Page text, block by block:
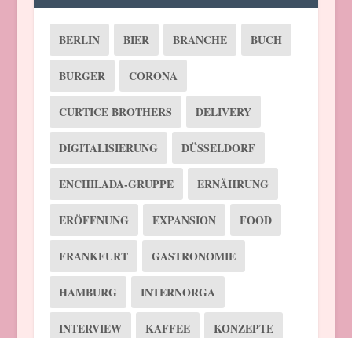
BERLIN BIER BRANCHE BUCH
BURGER CORONA
CURTICE BROTHERS DELIVERY
DIGITALISIERUNG DÜSSELDORF
ENCHILADA-GRUPPE ERNÄHRUNG
ERÖFFNUNG EXPANSION FOOD
FRANKFURT GASTRONOMIE
HAMBURG INTERNORGA
INTERVIEW KAFFEE KONZEPTE